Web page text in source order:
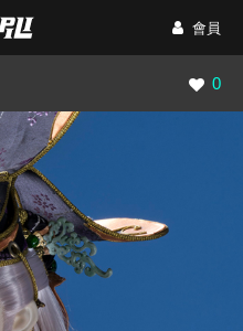
會員
瀏覽
0